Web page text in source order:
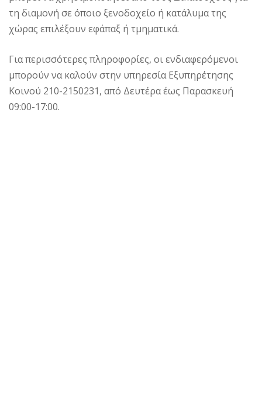
τη διαμονή σε όποιο ξενοδοχείο ή κατάλυμα της
χώρας επιλέξουν εφάπαξ ή τμηματικά.
Για περισσότερες πληροφορίες, οι ενδιαφερόμενοι
μπορούν να καλούν στην υπηρεσία Εξυπηρέτησης
Κοινού 210-2150231, από Δευτέρα έως Παρασκευή
09:00-17:00.